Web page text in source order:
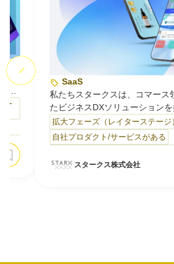
京都
・
像
核
像
や
て
ー
SaaS
私たちスタークスは、コマース
たビジネスDXソリューションを
す。人口減少により新規顧客の
上がり続ける市場において、「
り」の関係を脱し、既存顧客の
涯価値）を高める仕組みづくり
ます。1300社以上のEC事業者
拡大フェーズ（レイターステージ
自社プロダクト/サービスがある
スタークス株式会社